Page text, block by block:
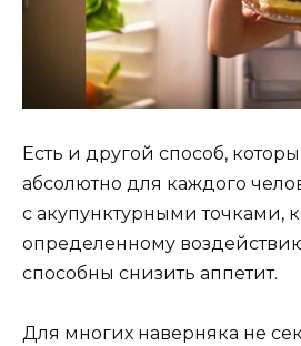
Есть и другой способ,
абсолютно для каждого
с акупунктурными точками,
определенному
способны снизить аппетит.
Для многих наверняка не